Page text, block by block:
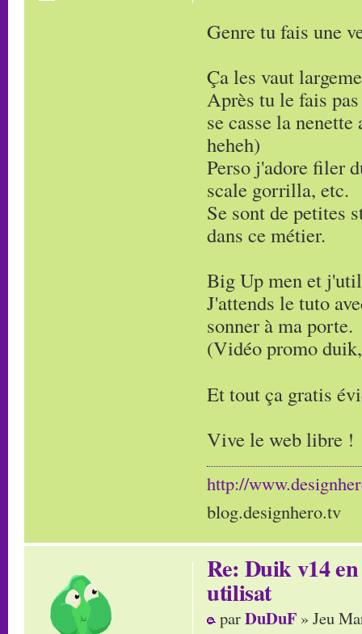
Genre tu fais une
Ça les vaut
Après tu le fais
se casse la
heheh)
Perso j'adore filer
scale gorrilla, etc.
Se sont de petites
dans ce métier.
Big Up men et
J'attends le tuto
sonner à ma porte.
(Vidéo promo
Et tout ça gratis
Vive le web libre !
http://
blog.designhero.tv
Re: Duik v14
utilisat
parDuDuF » Jeu